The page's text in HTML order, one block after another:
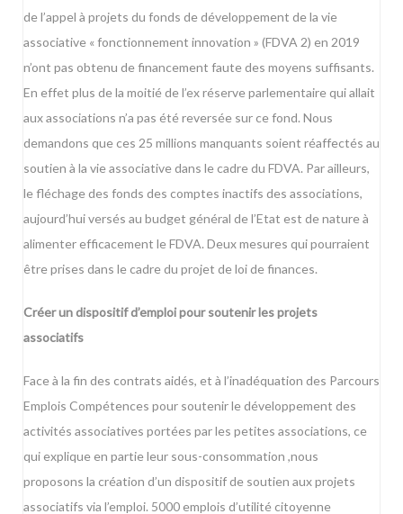
de l’appel à projets du fonds de développement de la vie
associative « fonctionnement innovation » (FDVA 2) en 2019
n’ont pas obtenu de financement faute des moyens suffisants.
En effet plus de la moitié de l’ex réserve parlementaire qui allait
aux associations n’a pas été reversée sur ce fond. Nous
demandons que ces 25 millions manquants soient réaffectés au
soutien à la vie associative dans le cadre du FDVA. Par ailleurs,
le fléchage des fonds des comptes inactifs des associations,
aujourd’hui versés au budget général de l’Etat est de nature à
alimenter efficacement le FDVA. Deux mesures qui pourraient
être prises dans le cadre du projet de loi de finances.
Créer un dispositif d’emploi pour soutenir les projets
associatifs
Face à la fin des contrats aidés, et à l’inadéquation des Parcours
Emplois Compétences pour soutenir le développement des
activités associatives portées par les petites associations, ce
qui explique en partie leur sous-consommation ,nous
proposons la création d’un dispositif de soutien aux projets
associatifs via l’emploi. 5000 emplois d’utilité citoyenne